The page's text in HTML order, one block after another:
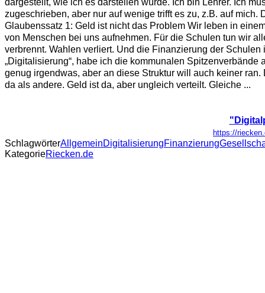
zugeschrieben, aber nur auf wenige trifft es zu, z.B. auf
Glaubenssatz 1: Geld ist nicht das Problem Wir leben in
von Menschen bei uns aufnehmen. Für die Schulen tun wir
verbrennt. Wahlen verliert. Und die Finanzierung der
„Digitalisierung“, habe ich die kommunalen
genug irgendwas, aber an diese Struktur will auch keiner
da als andere. Geld ist da, aber ungleich verteilt. Gleiche ...
https://
SchlagwörterAllgemeinDigitalisierungFinanzierung
KategorieRiecken.de